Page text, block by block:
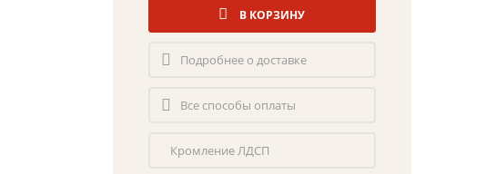
В КОРЗИНУ
Подробнее о доставке
Все способы оплаты
Кромление ЛДСП